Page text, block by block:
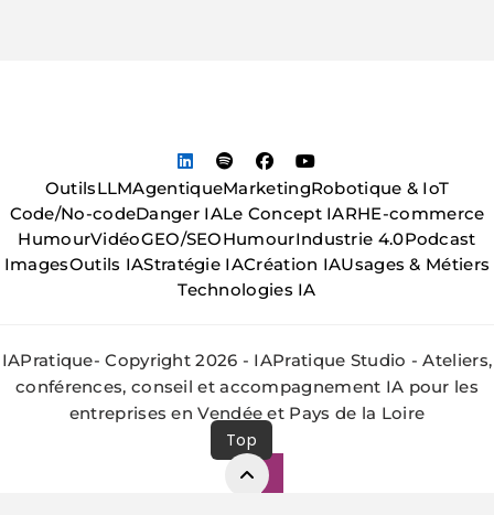
OutilsLLMAgentiqueMarketingRobotique & IoT
Code/No-codeDanger IALe Concept IARHE-commerce
HumourVidéoGEO/SEOHumourIndustrie 4.0Podcast
ImagesOutils IAStratégie IACréation IAUsages & Métiers
Technologies IA
IAPratique- Copyright 2026 - IAPratique Studio - Ateliers,
conférences, conseil et accompagnement IA pour les
entreprises en Vendée et Pays de la Loire
Top